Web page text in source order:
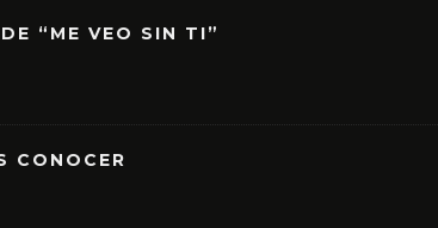
“ME VEO SIN TI”
CONOCER